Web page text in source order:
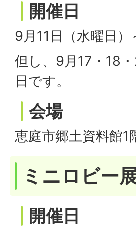
開催日
9月11日（水曜日
但し、9月17・18
日です。
会場
恵庭市郷土資料館1
ミニロビー
開催日